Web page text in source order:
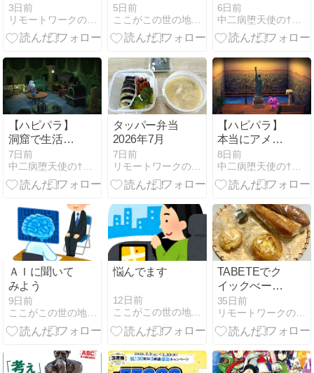
個｜捨てない
片付け100個
チャレンジ
月】
3日前
リモートワークの手抜き一人暮らし
5日前
ここがこの世の地獄なり
6日前
【ハピパラ】
洞窟で生活で
きる君はラッ
キーだよ【１
ごう/キャンベ
7日前
タッパー弁当
2026年7月
7日前
リモートワークの手抜き一人暮らし
【ハピパラ】
本当にアメリ
カを作りやが
った…【もも
こ/バンタム/う
8日前
ＡＩに聞いて
みよう
9日前
ここがこの世の地獄なり
悩んでます
12日前
ここがこの世の地獄なり
TABETEでク
イックべーカ
リーのパンを
レスキュー
35日前
リモートワークの手抜き一人暮らし